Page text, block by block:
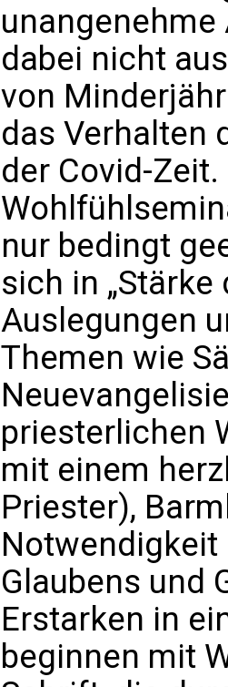
dabei nicht
von
das Verhalten
der Covid-
nur bedingt
sich in „Stärke
Auslegungen
Themen wie
priesterlichen
mit einem
Priester),
Notwendigkeit
Glaubens und
Erstarken in
beginnen mit